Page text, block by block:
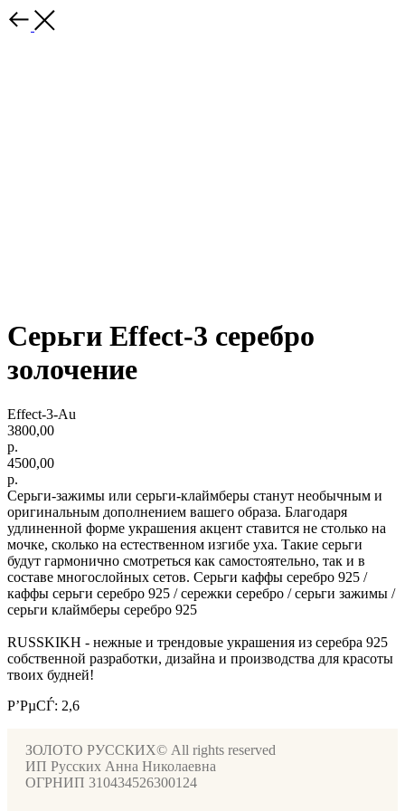
Серьги Effect-3 серебро
золочение
Effect-3-Au
3800,00
р.
4500,00
р.
Серьги-зажимы или серьги-клаймберы станут необычным и
оригинальным дополнением вашего образа. Благодаря
удлиненной форме украшения акцент ставится не столько на
мочке, сколько на естественном изгибе уха. Такие серьги
будут гармонично смотреться как самостоятельно, так и в
составе многослойных сетов. Серьги каффы серебро 925 /
каффы серьги серебро 925 / сережки серебро / серьги зажимы /
серьги клаймберы серебро 925
RUSSKIKH - нежные и трендовые украшения из серебра 925
собственной разработки, дизайна и производства для красоты
твоих будней!
Р’РµСЃ: 2,6
ЗОЛОТО РУССКИХ© All rights reserved
ИП Русских Анна Николаевна
ОГРНИП 310434526300124